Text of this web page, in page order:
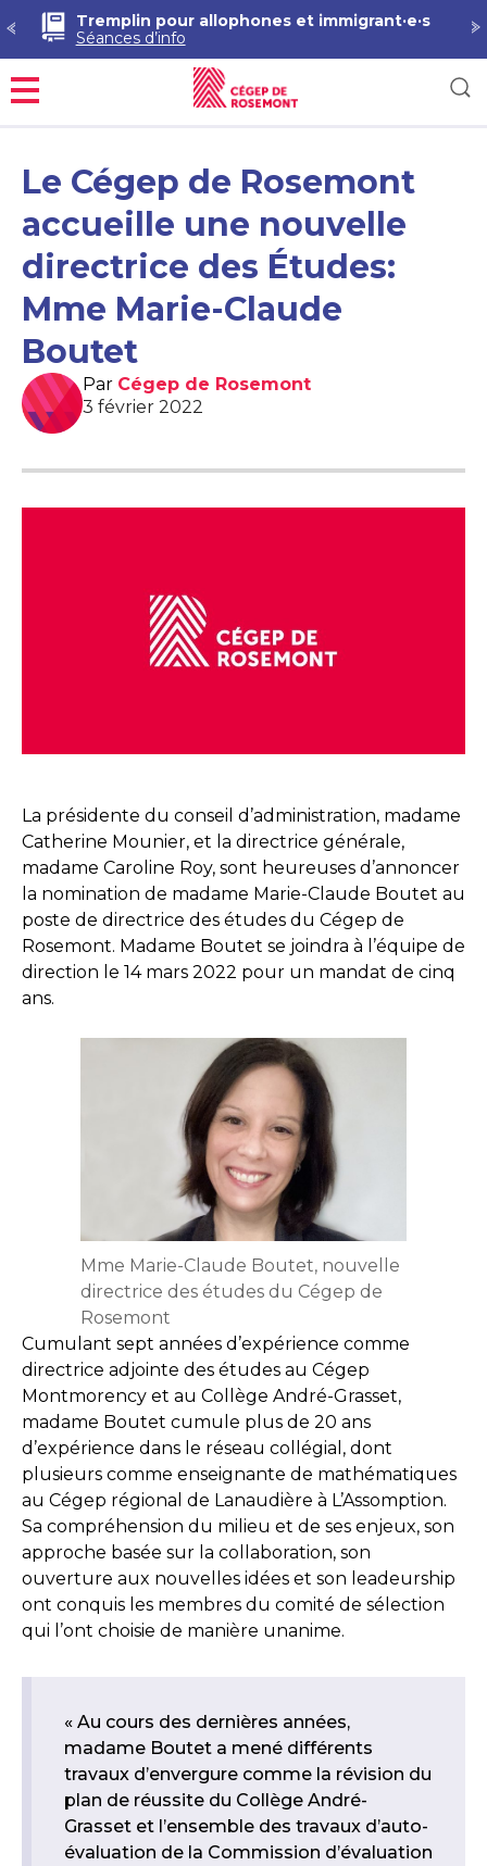
Tremplin pour allophones et immigrant·e·s
Séances d’info
Menu
Le Cégep de Rosemont
accueille une nouvelle
directrice des Études:
Mme Marie-Claude
Boutet
Par Cégep de Rosemont
3 février 2022
La présidente du conseil d’administration, madame
Catherine Mounier, et la directrice générale,
madame Caroline Roy, sont heureuses d’annoncer
la nomination de madame Marie-Claude Boutet au
poste de directrice des études du Cégep de
Rosemont. Madame Boutet se joindra à l’équipe de
direction le 14 mars 2022 pour un mandat de cinq
ans.
Mme Marie-Claude Boutet, nouvelle
directrice des études du Cégep de
Rosemont
Cumulant sept années d’expérience comme
directrice adjointe des études au Cégep
Montmorency et au Collège André-Grasset,
madame Boutet cumule plus de 20 ans
d’expérience dans le réseau collégial, dont
plusieurs comme enseignante de mathématiques
au Cégep régional de Lanaudière à L’Assomption.
Sa compréhension du milieu et de ses enjeux, son
approche basée sur la collaboration, son
ouverture aux nouvelles idées et son leadeurship
ont conquis les membres du comité de sélection
qui l’ont choisie de manière unanime.
« Au cours des dernières années,
madame Boutet a mené différents
travaux d’envergure comme la révision du
plan de réussite du Collège André-
Grasset et l’ensemble des travaux d’auto-
évaluation de la Commission d’évaluation